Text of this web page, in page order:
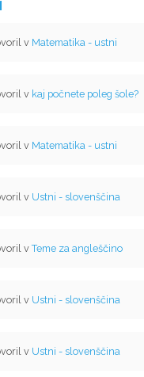
v Matematika - ustni
v kaj počnete poleg šole?
v Matematika - ustni
v Ustni - slovenščina
vTeme za angleščino
v Ustni - slovenščina
v Ustni - slovenščina